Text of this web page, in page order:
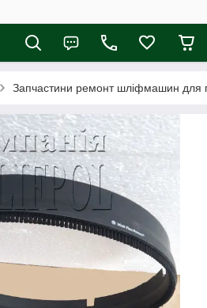
Запчастини ремонт шліфмашин для